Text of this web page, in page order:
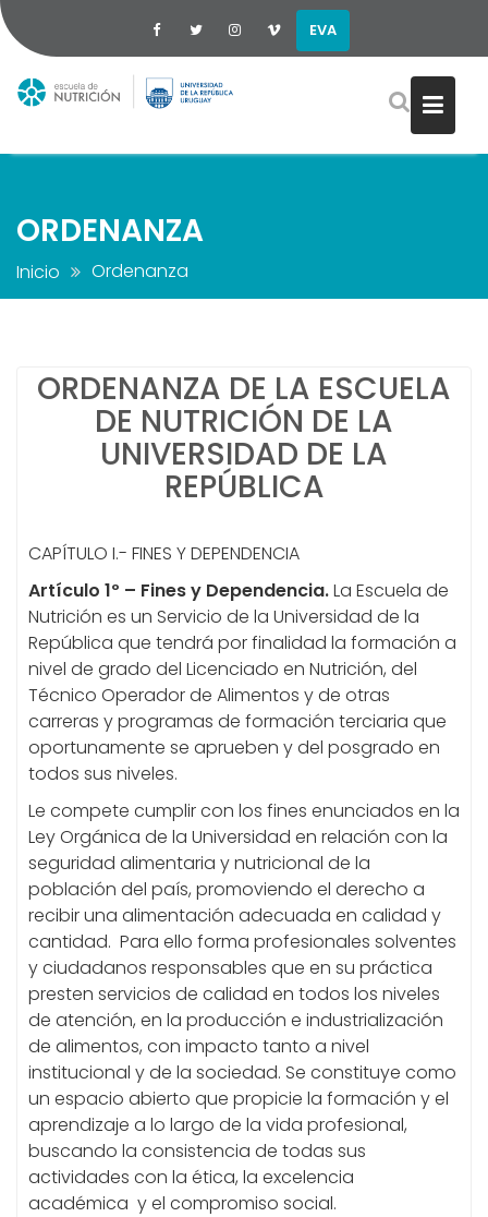
EVA
ORDENANZA
Inicio Ordenanza
ORDENANZA DE LA ESCUELA
DE NUTRICIÓN DE LA
UNIVERSIDAD DE LA
REPÚBLICA
CAPÍTULO I.- FINES Y DEPENDENCIA
Artículo 1º – Fines y Dependencia.La Escuela de
Nutrición es un Servicio de la Universidad de la
República que tendrá por finalidad la formación a
nivel de grado del Licenciado en Nutrición, del
Técnico Operador de Alimentos y de otras
carreras y programas de formación terciaria que
oportunamente se aprueben y del posgrado en
todos sus niveles.
Le compete cumplir con los fines enunciados en la
Ley Orgánica de la Universidad en relación con la
seguridad alimentaria y nutricional de la
población del país, promoviendo el derecho a
recibir una alimentación adecuada en calidad y
cantidad. Para ello forma profesionales solventes
y ciudadanos responsables que en su práctica
presten servicios de calidad en todos los niveles
de atención, en la producción e industrialización
de alimentos, con impacto tanto a nivel
institucional y de la sociedad. Se constituye como
un espacio abierto que propicie la formación y el
aprendizaje a lo largo de la vida profesional,
buscando la consistencia de todas sus
actividades con la ética, la excelencia
académica y el compromiso social.